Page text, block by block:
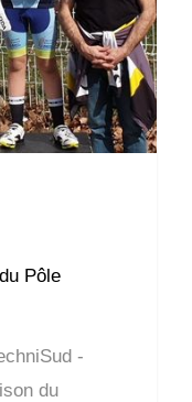
Pôle
-
du